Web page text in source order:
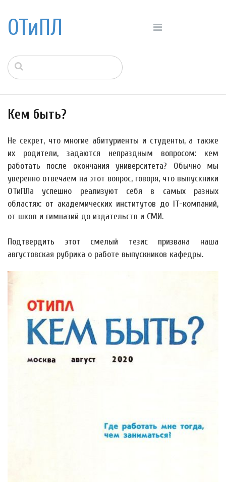
ОТиПЛ
Кем быть?
Не секрет, что многие абитуриенты и студенты, а также
их родители, задаются непраздным вопросом: кем
работать после окончания университета? Обычно мы
уверенно отвечаем на этот вопрос, говоря, что выпускники
ОТиПЛа успешно реализуют себя в самых разных
областях: от академических институтов до IT-компаний,
от школ и гимназий до издательств и СМИ.
Подтвердить этот смелый тезис призвана наша
августовская рубрика о работе выпускников кафедры.